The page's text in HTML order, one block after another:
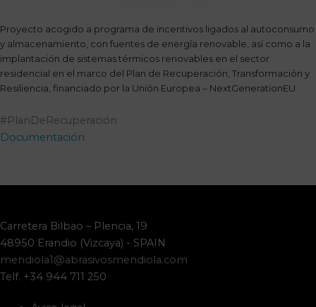
Proyecto acogido a programa de incentivos ligados al autoconsumo
y almacenamiento, con fuentes de energía renovable, así como a la
implantación de sistemas térmicos renovables en el sector
residencial en el marco del Plan de Recuperación, Transformación y
Resiliencia, financiado por la Unión Europea – NextGenerationEU
#PlanDeRecuperación
Documentación
Carretera Bilbao – Plencia, 19
48950 Erandio (Vizcaya) - SPAIN
mendiola1@abrasivosmendiola.com
Telf. +34 944 711 250